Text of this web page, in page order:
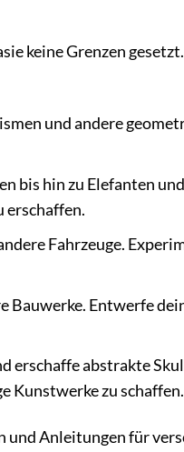
keine Grenzen
und andere
bis hin zu Elefanten
erschaffen.
Fahrzeuge.
Bauwerke. Entwerfe
erschaffe abstrakte
Kunstwerke zu schaffen.
Anleitungen für